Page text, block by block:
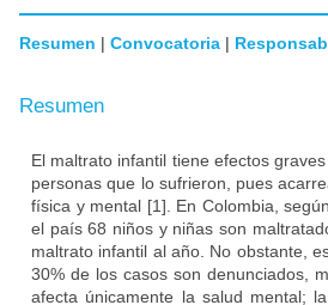
Resumen | Convocatoria |
Resumen
El maltrato infantil tiene efectos
personas que lo sufrieron, pues
física y mental [1]. En Colombia,
el país 68 niños y niñas son
maltrato infantil al año. No obstante,
30% de los casos son denunciados,
afecta únicamente la salud mental;